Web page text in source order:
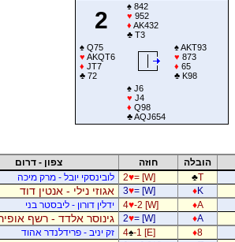
2
♠842
♥ 952
♦ AK432
♣T3
♠Q75
♥ AKQT6
♦ JT7
♣72
♠AKT93
♥ 873
♦ 65
♣K98
♠J6
♥ J4
♦ Q98
♣AQJ654
הובלה חוזה צפון - דרום
♣T
2♥= [W] לובינסקי יובל - מרק מיכה
♦K
3♥= [W] אגוזי נילי - אנטין דוד
♦A
4♥-2 [W] ידלין דורון - ליבסטר בני
♦A
2♥= [W] גינוסר אלדד - רשף
♦8
4♠-1 [E] זק יניב - פרידלנדר אהוד